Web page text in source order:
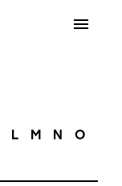
L M N O